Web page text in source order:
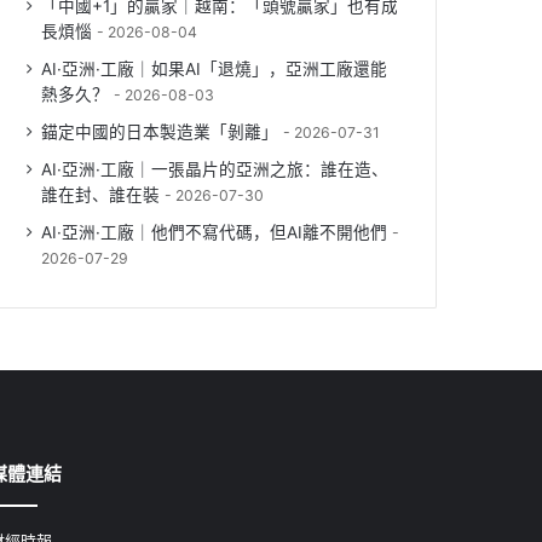
「中國+1」的贏家｜越南：「頭號贏家」也有成
長煩惱
2026-08-04
AI·亞洲·工廠｜如果AI「退燒」，亞洲工廠還能
熱多久？
2026-08-03
錨定中國的日本製造業「剝離」 2026-07-31
AI·亞洲·工廠｜一張晶片的亞洲之旅：誰在造、
誰在封、誰在裝
2026-07-30
AI·亞洲·工廠｜他們不寫代碼，但AI離不開他們
2026-07-29
體連結